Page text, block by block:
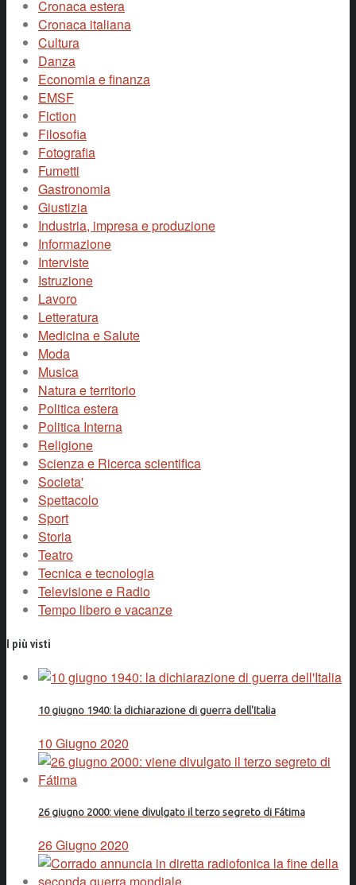
Cronaca estera
Cronaca italiana
Cultura
Danza
Economia e finanza
EMSF
Fiction
Filosofia
Fotografia
Fumetti
Gastronomia
Giustizia
Industria, impresa e produzione
Informazione
Interviste
Istruzione
Lavoro
Letteratura
Medicina e Salute
Moda
Musica
Natura e territorio
Politica estera
Politica Interna
Religione
Scienza e Ricerca scientifica
Societa'
Spettacolo
Sport
Storia
Teatro
Tecnica e tecnologia
Televisione e Radio
Tempo libero e vacanze
I più visti
10 giugno 1940: la dichiarazione di guerra dell'Italia
10 Giugno 2020
26 giugno 2000: viene divulgato il terzo segreto di Fátima
26 Giugno 2020